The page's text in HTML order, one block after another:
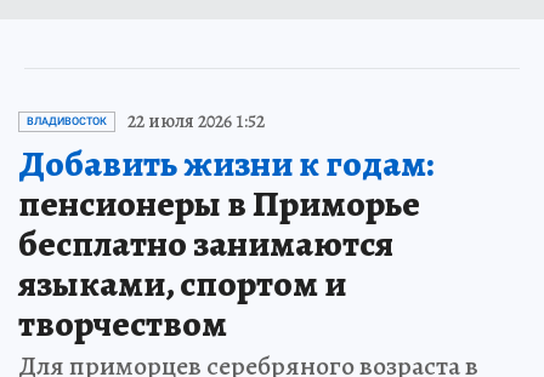
ВЛАДИВОСТОК 22 июля 2026 1:52
Добавить жизни к годам:
пенсионеры в Приморье
бесплатно занимаются
языками, спортом и
творчеством
Для приморцев серебряного возраста в